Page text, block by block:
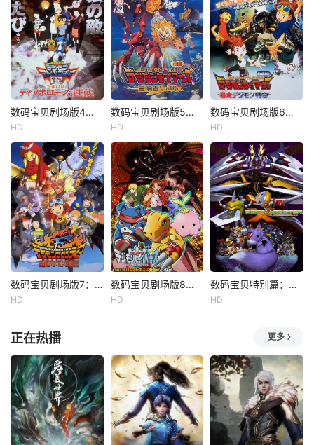
数码宝贝剧场版4：超恶魔兽的反击
HD
数码宝贝剧场版5：冒险者的战斗
HD
数码宝贝剧场版6：暴走特急
HD
数码宝贝剧场版7：古代数码兽复活
HD
数码宝贝剧场版8：究极力量！爆裂模式发动
HD
数码宝贝特别篇：X进化
HD
正在热播 更多